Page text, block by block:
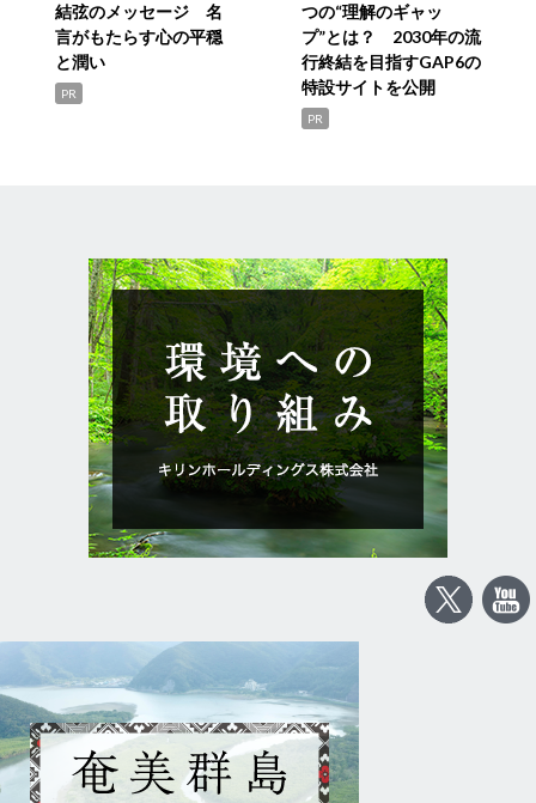
結弦のメッセージ 名
言がもたらす心の平穏
と潤い
PR
つの“理解のギャッ
プ”とは？ 2030年の流
行終結を目指すGAP6の
特設サイトを公開
PR